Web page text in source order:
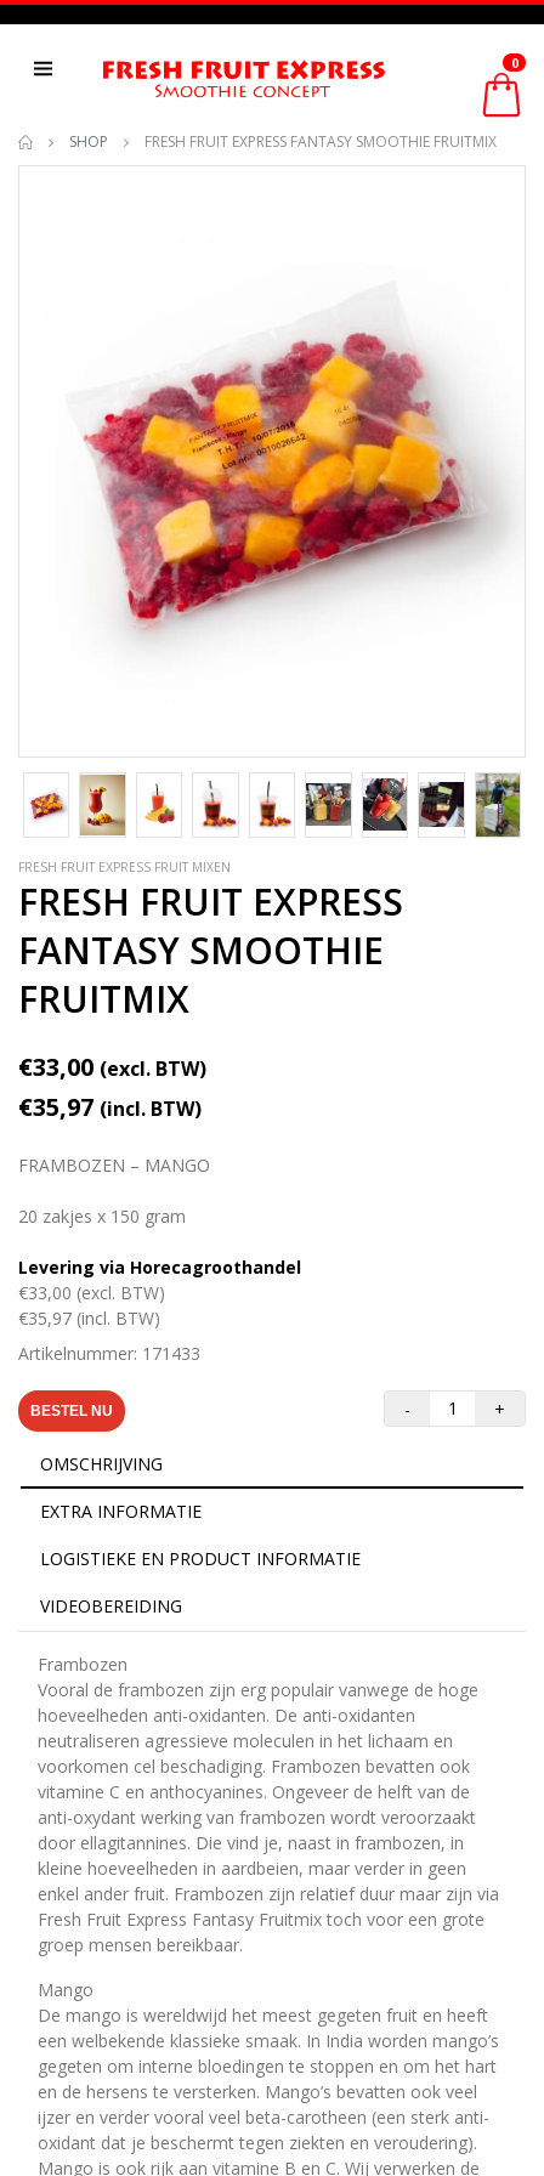
0
SHOP FRESH FRUIT EXPRESS FANTASY SMOOTHIE FRUITMIX
FRESH FRUIT EXPRESS FRUIT MIXEN
FRESH FRUIT EXPRESS
FANTASY SMOOTHIE
FRUITMIX
€33,00 (excl. BTW)
€35,97 (incl. BTW)
FRAMBOZEN – MANGO
20 zakjes x 150 gram
Levering via Horecagroothandel
€33,00 (excl. BTW)
€35,97 (incl. BTW)
Artikelnummer: 171433
BESTEL NU - +
OMSCHRIJVING
EXTRA INFORMATIE
LOGISTIEKE EN PRODUCT INFORMATIE
VIDEOBEREIDING
Frambozen
Vooral de frambozen zijn erg populair vanwege de hoge
hoeveelheden anti-oxidanten. De anti-oxidanten
neutraliseren agressieve moleculen in het lichaam en
voorkomen cel beschadiging. Frambozen bevatten ook
vitamine C en anthocyanines. Ongeveer de helft van de
anti-oxydant werking van frambozen wordt veroorzaakt
door ellagitannines. Die vind je, naast in frambozen, in
kleine hoeveelheden in aardbeien, maar verder in geen
enkel ander fruit. Frambozen zijn relatief duur maar zijn via
Fresh Fruit Express Fantasy Fruitmix toch voor een grote
groep mensen bereikbaar.
Mango
De mango is wereldwijd het meest gegeten fruit en heeft
een welbekende klassieke smaak. In India worden mango’s
gegeten om interne bloedingen te stoppen en om het hart
en de hersens te versterken. Mango’s bevatten ook veel
ijzer en verder vooral veel beta-carotheen (een sterk anti-
oxidant dat je beschermt tegen ziekten en veroudering).
Mango is ook rijk aan vitamine B en C. Wij verwerken de